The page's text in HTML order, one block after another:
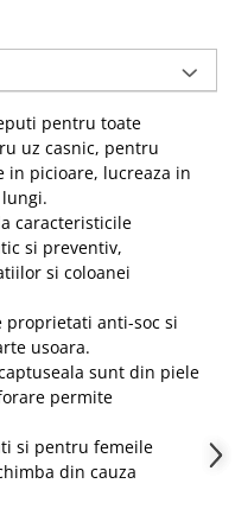
pentru toate
uz casnic, pentru
in picioare, lucreaza in
caracteristicile
si preventiv,
si coloanei
anti-soc si
usoara.
sunt din piele
permite
si pentru femeile
din cauza